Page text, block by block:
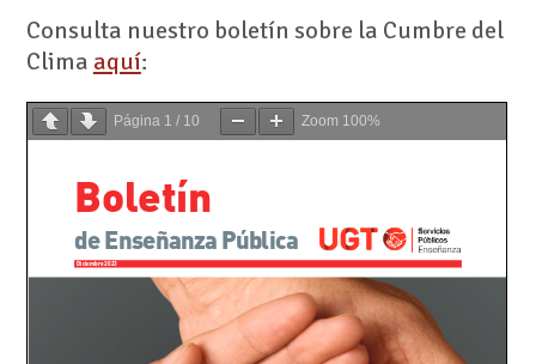
Consulta nuestro boletín sobre la Cumbre del
Clima aquí:
Página 1 / 10 Zoom 100%